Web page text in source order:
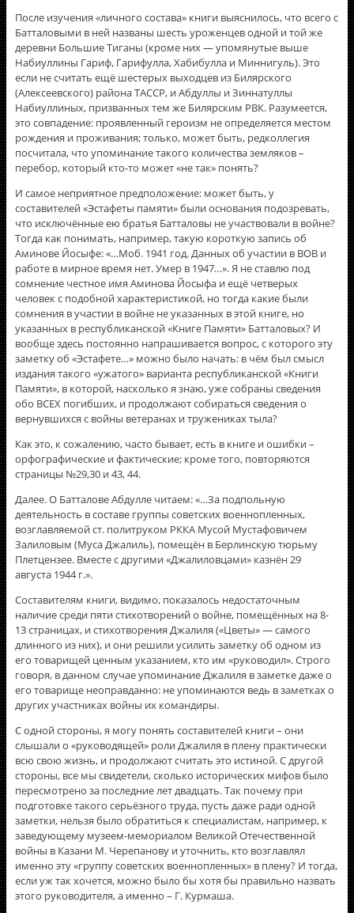
После изучения «личного состава» книги выяснилось, что всего с
Батталовыми в ней названы шесть уроженцев одной и той же
деревни Большие Тиганы (кроме них — упомянутые выше
Набиуллины Гариф, Гарифулла, Хабибулла и Миннигуль). Это
если не считать ещё шестерых выходцев из Билярского
(Алексеевского) района ТАССР, и Абдуллы и Зиннатуллы
Набиуллиных, призванных тем же Билярским РВК. Разумеется,
это совпадение: проявленный героизм не определяется местом
рождения и проживания; только, может быть, редколлегия
посчитала, что упоминание такого количества земляков –
перебор, который кто-то может «не так» понять?
И самое неприятное предположение: может быть, у
составителей «Эстафеты памяти» были основания подозревать,
что исключённые ею братья Батталовы не участвовали в войне?
Тогда как понимать, например, такую короткую запись об
Аминове Йосыфе: «…Моб. 1941 год. Данных об участии в ВОВ и
работе в мирное время нет. Умер в 1947…». Я не ставлю под
сомнение честное имя Аминова Йосыфа и ещё четверых
человек с подобной характеристикой, но тогда какие были
сомнения в участии в войне не указанных в этой книге, но
указанных в республиканской «Книге Памяти» Батталовых? И
вообще здесь постоянно напрашивается вопрос, с которого эту
заметку об «Эстафете…» можно было начать: в чём был смысл
издания такого «ужатого» варианта республиканской «Книги
Памяти», в которой, насколько я знаю, уже собраны сведения
обо ВСЕХ погибших, и продолжают собираться сведения о
вернувшихся с войны ветеранах и тружениках тыла?
Как это, к сожалению, часто бывает, есть в книге и ошибки –
орфографические и фактические; кроме того, повторяются
страницы №29,30 и 43, 44.
Далее. О Батталове Абдулле читаем: «…За подпольную
деятельность в составе группы советских военнопленных,
возглавляемой ст. политруком РККА Мусой Мустафовичем
Залиловым (Муса Джалиль), помещён в Берлинскую тюрьму
Плетцензее. Вместе с другими «Джалиловцами» казнён 29
августа 1944 г.».
Составителям книги, видимо, показалось недостаточным
наличие среди пяти стихотворений о войне, помещённых на 8-
13 страницах, и стихотворения Джалиля («Цветы» — самого
длинного из них), и они решили усилить заметку об одном из
его товарищей ценным указанием, кто им «руководил». Строго
говоря, в данном случае упоминание Джалиля в заметке даже о
его товарище неоправданно: не упоминаются ведь в заметках о
других участниках войны их командиры.
С одной стороны, я могу понять составителей книги – они
слышали о «руководящей» роли Джалиля в плену практически
всю свою жизнь, и продолжают считать это истиной. С другой
стороны, все мы свидетели, сколько исторических мифов было
пересмотрено за последние лет двадцать. Так почему при
подготовке такого серьёзного труда, пусть даже ради одной
заметки, нельзя было обратиться к специалистам, например, к
заведующему музеем-мемориалом Великой Отечественной
войны в Казани М. Черепанову и уточнить, кто возглавлял
именно эту «группу советских военнопленных» в плену? И тогда,
если уж так хочется, можно было бы хотя бы правильно назвать
этого руководителя, а именно – Г. Курмаша.